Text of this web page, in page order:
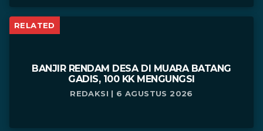
RELATED
BANJIR RENDAM DESA DI MUARA BATANG
GADIS, 100 KK MENGUNGSI
REDAKSI | 6 AGUSTUS 2026